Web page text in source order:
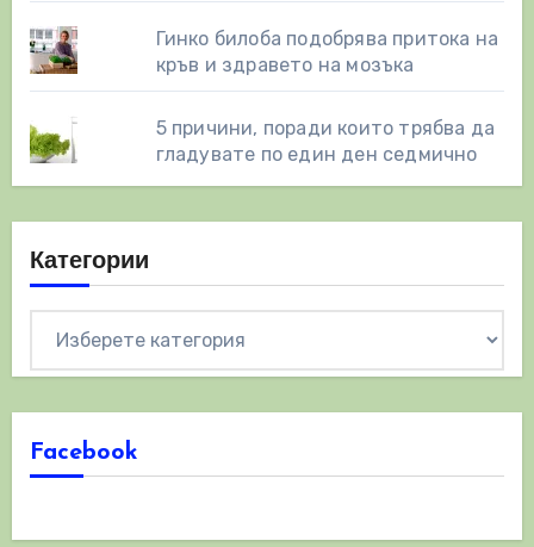
Гинко билоба подобрява притока на
кръв и здравето на мозъка
5 причини, поради които трябва да
гладувате по един ден седмично
Категории
Facebook